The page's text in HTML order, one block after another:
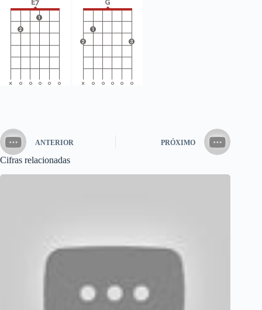
ANTERIOR PRÓXIMO
Cifras relacionadas